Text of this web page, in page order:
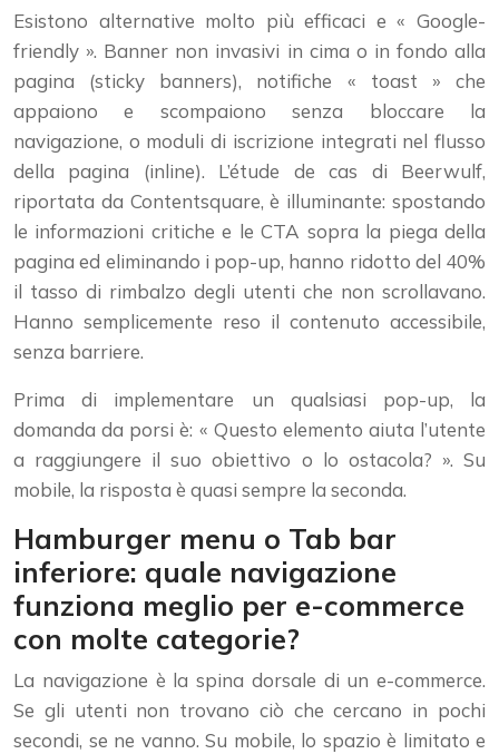
Esistono alternative molto più efficaci e « Google-
friendly ». Banner non invasivi in cima o in fondo alla
pagina (sticky banners), notifiche « toast » che
appaiono e scompaiono senza bloccare la
navigazione, o moduli di iscrizione integrati nel flusso
della pagina (inline). L’étude de cas di Beerwulf,
riportata da Contentsquare, è illuminante: spostando
le informazioni critiche e le CTA sopra la piega della
pagina ed eliminando i pop-up, hanno ridotto del 40%
il tasso di rimbalzo degli utenti che non scrollavano.
Hanno semplicemente reso il contenuto accessibile,
senza barriere.
Prima di implementare un qualsiasi pop-up, la
domanda da porsi è: « Questo elemento aiuta l’utente
a raggiungere il suo obiettivo o lo ostacola? ». Su
mobile, la risposta è quasi sempre la seconda.
Hamburger menu o Tab bar
inferiore: quale navigazione
funziona meglio per e-commerce
con molte categorie?
La navigazione è la spina dorsale di un e-commerce.
Se gli utenti non trovano ciò che cercano in pochi
secondi, se ne vanno. Su mobile, lo spazio è limitato e